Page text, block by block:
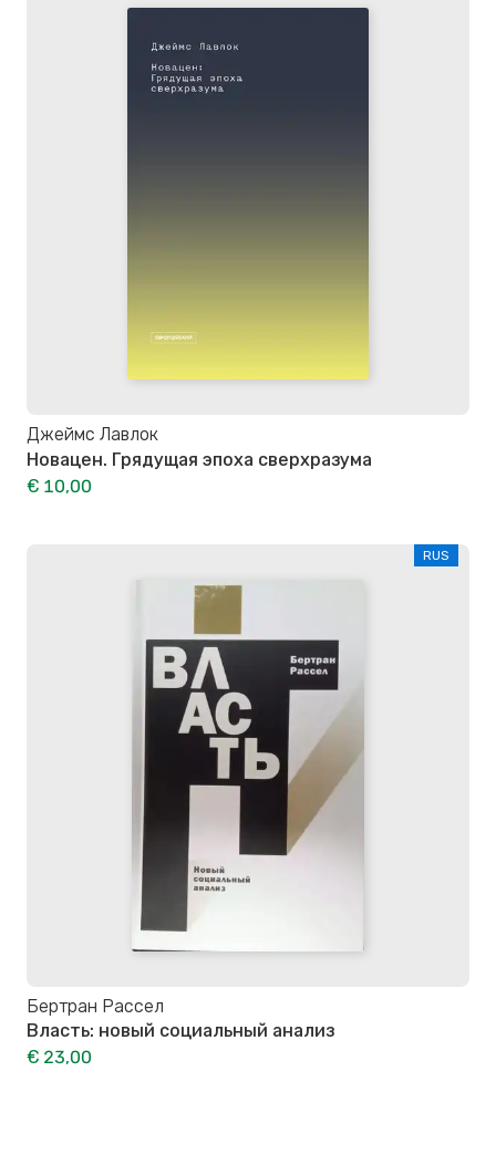
Джеймс Лавлок
Новацен. Грядущая эпоха сверхразума
€ 10,00
RUS
Бертран Рассел
Власть: новый социальный анализ
€ 23,00